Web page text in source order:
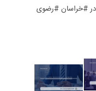
#خراسان #رضوی